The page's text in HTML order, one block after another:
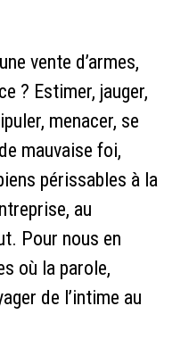
vente d’armes,
? Estimer, jauger,
menacer, se
mauvaise foi,
périssables à la
au
Pour nous en
où la parole,
de l’intime au